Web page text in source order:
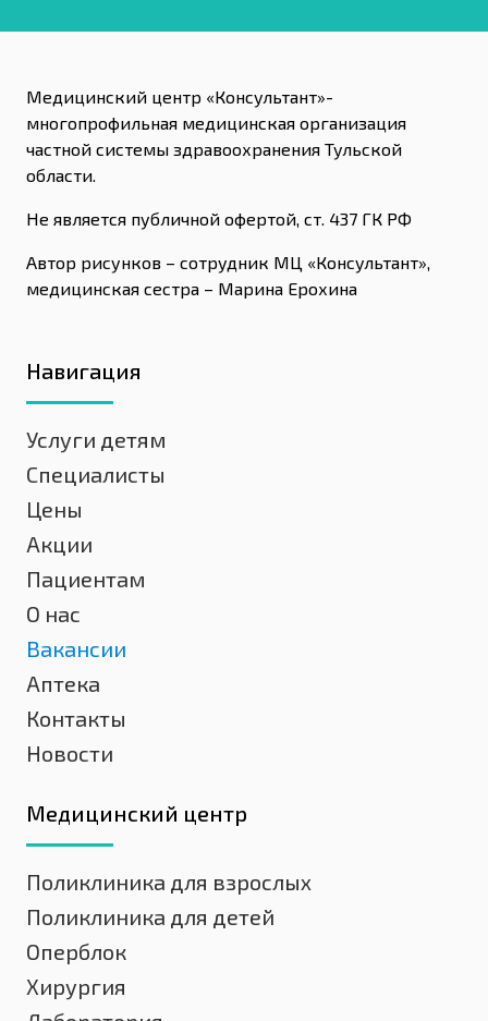
Медицинский центр «Консультант»-
многопрофильная медицинская организация
частной системы здравоохранения Тульской
области.
Не является публичной офертой, ст. 437 ГК РФ
Автор рисунков – сотрудник МЦ «Консультант»,
медицинская сестра – Марина Ерохина
Навигация
Услуги детям
Специалисты
Цены
Акции
Пациентам
О нас
Вакансии
Аптека
Контакты
Новости
Медицинский центр
Поликлиника для взрослых
Поликлиника для детей
Оперблок
Хирургия